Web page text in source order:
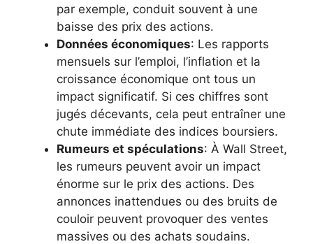
par exemple, conduit souvent à une
baisse des prix des actions.
Données économiques: Les rapports
mensuels sur l’emploi, l’inflation et la
croissance économique ont tous un
impact significatif. Si ces chiffres sont
jugés décevants, cela peut entraîner une
chute immédiate des indices boursiers.
Rumeurs et spéculations: À Wall Street,
les rumeurs peuvent avoir un impact
énorme sur le prix des actions. Des
annonces inattendues ou des bruits de
couloir peuvent provoquer des ventes
massives ou des achats soudains.